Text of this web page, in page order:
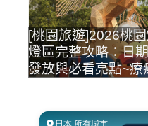
[桃園旅遊]2026桃
燈區完整攻略：日
發放與必看亮點~